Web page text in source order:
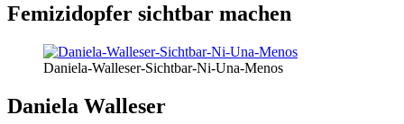
Femizidopfer sichtbar machen
Daniela-Walleser-Sichtbar-Ni-Una-Menos
Daniela Walleser